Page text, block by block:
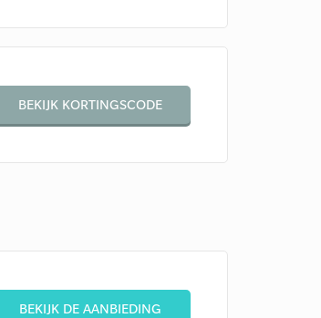
BEKIJK KORTINGSCODE
BEKIJK DE AANBIEDING